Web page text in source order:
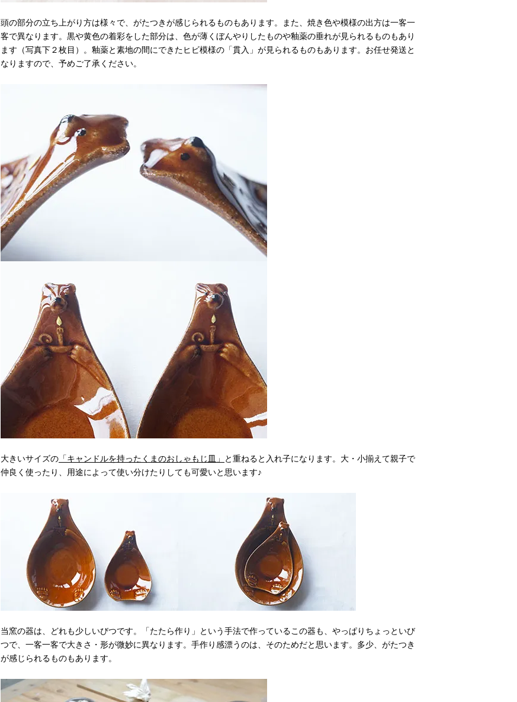
頭の部分の立ち上がり方は様々で、がたつきが感じられるものもあります。また、焼き色や模様の出方は一客一
客で異なります。黒や黄色の着彩をした部分は、色が薄くぼんやりしたものや釉薬の垂れが見られるものもあり
ます（写真下２枚目）。釉薬と素地の間にできたヒビ模様の「貫入」が見られるものもあります。お任せ発送と
なりますので、予めご了承ください。
大きいサイズの 「キャンドルを持ったくまのおしゃもじ皿」
と重ねると入れ子になります。大・小揃えて親子で
仲良く使ったり、用途によって使い分けたりしても可愛いと思います♪
当窯の器は、どれも少しいびつです。「たたら作り」という手法で作っているこの器も、やっぱりちょっといび
つで、一客一客で大きさ・形が微妙に異なります。手作り感漂うのは、そのためだと思います。多少、がたつき
が感じられるものもあります。